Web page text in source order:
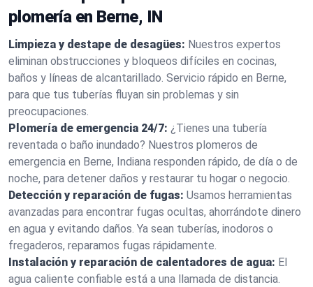
plomería en Berne, IN
Limpieza y destape de desagües: Nuestros expertos
eliminan obstrucciones y bloqueos difíciles en cocinas,
baños y líneas de alcantarillado. Servicio rápido en Berne,
para que tus tuberías fluyan sin problemas y sin
preocupaciones.
Plomería de emergencia 24/7: ¿Tienes una tubería
reventada o baño inundado? Nuestros plomeros de
emergencia en Berne, Indiana responden rápido, de día o de
noche, para detener daños y restaurar tu hogar o negocio.
Detección y reparación de fugas: Usamos herramientas
avanzadas para encontrar fugas ocultas, ahorrándote dinero
en agua y evitando daños. Ya sean tuberías, inodoros o
fregaderos, reparamos fugas rápidamente.
Instalación y reparación de calentadores de agua: El
agua caliente confiable está a una llamada de distancia.